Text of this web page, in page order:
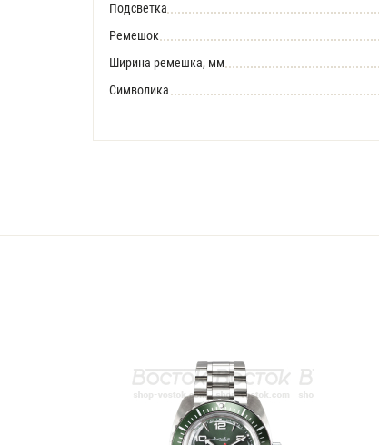
Подсветка
Ремешок
Ширина ремешка, мм
Символика